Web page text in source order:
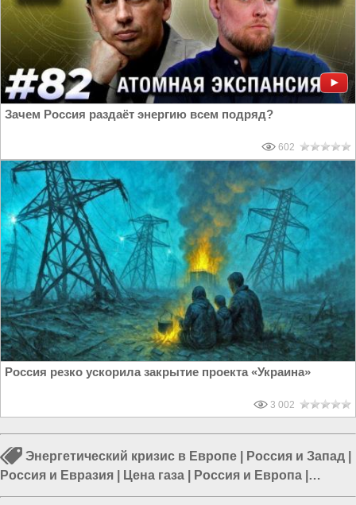
Зачем Россия раздаёт энергию всем подряд?
602
Россия резко ускорила закрытие проекта «Украина»
3 002
Энергетический кризис в Европе Россия и Запад
Россия и Евразия
Цена газа Россия и Европа
Россия и ЕС|ЕС